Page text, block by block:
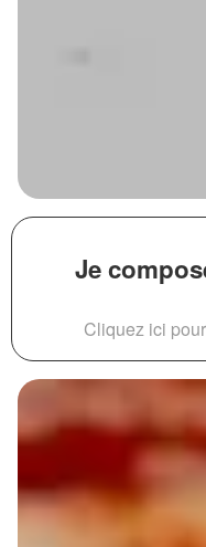
Je
Cliquez ici